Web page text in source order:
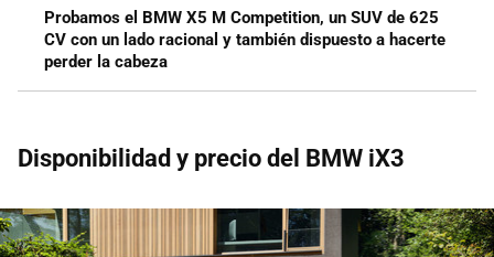
Probamos el BMW X5 M Competition, un SUV de 625
CV con un lado racional y también dispuesto a hacerte
perder la cabeza
Disponibilidad y precio del BMW iX3